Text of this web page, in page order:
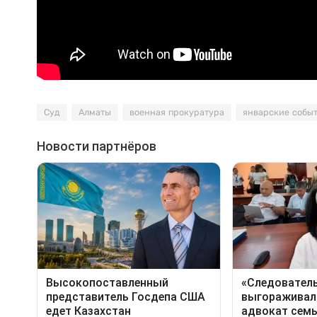
Суд Алматы военная прокуратура январские